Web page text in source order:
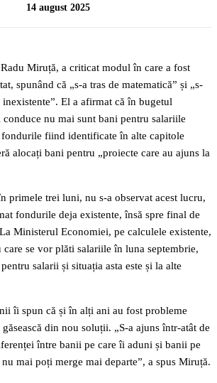
14 august 2025
Miruță, a criticat modul în care a fost
spunând că „s-a tras de matematică” și „s-
El a afirmat că în bugetul
nu mai sunt bani pentru salariile
fiind identificate în alte capitole
alocați bani pentru „proiecte care au ajuns la
primele trei luni, nu s-a observat acest lucru,
fondurile deja existente, însă spre final de
Ministerul Economiei, pe calculele existente,
se vor plăti salariile în luna septembrie,
salarii și situația asta este și la alte
îi spun că și în alți ani au fost probleme
din nou soluții. „S-a ajuns într-atât de
între banii pe care îi aduni și banii pe
mai poți merge mai departe”, a spus Miruță.